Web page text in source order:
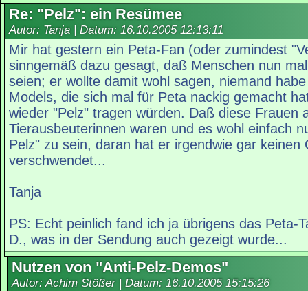
Re: "Pelz": ein Resümee
Autor: Tanja | Datum: 16.10.2005 12:13:11
Mir hat gestern ein Peta-Fan (oder zumindest
sinngemäß dazu gesagt, daß Menschen nun
seien; er wollte damit wohl sagen, niemand
Models, die sich mal für Peta nackig gemacht
wieder "Pelz" tragen würden. Daß diese Frauen
Tierausbeuterinnen waren und es wohl einfach
Pelz" zu sein, daran hat er irgendwie gar keinen
verschwendet...
Tanja
PS: Echt peinlich fand ich ja übrigens das Peta-
D., was in der Sendung auch gezeigt wurde...
Nutzen von "Anti-Pelz-Demos"
Autor: Achim Stößer | Datum: 16.10.2005 15:15:26